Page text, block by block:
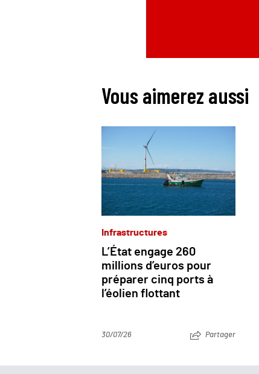
Vous aimerez aussi
Infrastructures
L’État engage 260
millions d’euros pour
préparer cinq ports à
l’éolien flottant
30/07/26 Partager